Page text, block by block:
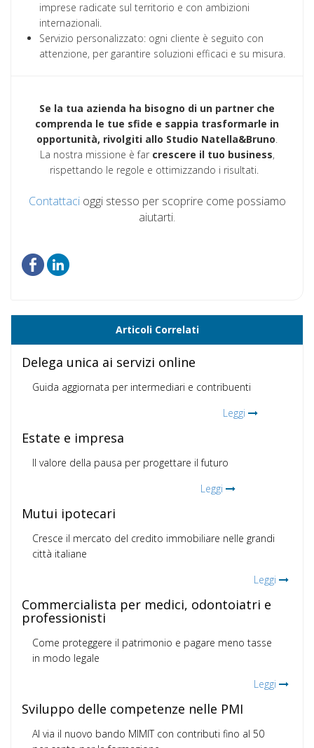
imprese radicate sul territorio e con ambizioni
internazionali.
Servizio personalizzato: ogni cliente è seguito con
attenzione, per garantire soluzioni efficaci e su misura.
Se la tua azienda ha bisogno di un partner che
comprenda le tue sfide e sappia trasformarle in
opportunità, rivolgiti allo Studio Natella&Bruno.
La nostra missione è far crescere il tuo business,
rispettando le regole e ottimizzando i risultati.
Contattacioggi stesso per scoprire come possiamo
aiutarti.
Articoli Correlati
Delega unica ai servizi online
Guida aggiornata per intermediari e contribuenti
Leggi
Estate e impresa
Il valore della pausa per progettare il futuro
Leggi
Mutui ipotecari
Cresce il mercato del credito immobiliare nelle grandi
città italiane
Leggi
Commercialista per medici, odontoiatri e
professionisti
Come proteggere il patrimonio e pagare meno tasse
in modo legale
Leggi
Sviluppo delle competenze nelle PMI
Al via il nuovo bando MIMIT con contributi fino al 50